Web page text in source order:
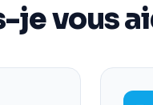
je vous